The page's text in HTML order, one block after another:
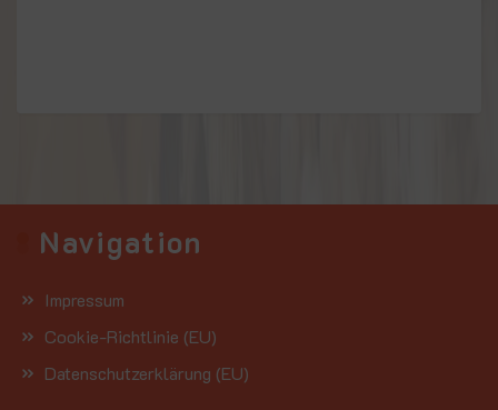
Navigation
Impressum
Cookie-Richtlinie (EU)
Datenschutzerklärung (EU)